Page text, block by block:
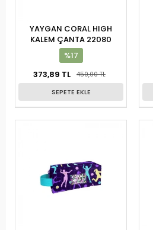
YAYGAN CORAL HIGH
KALEM ÇANTA 22080
%17
373,89 TL
450,00 TL
SEPETE EKLE